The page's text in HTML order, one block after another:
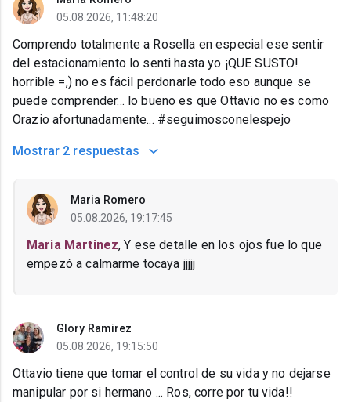
05.08.2026, 11:48:20
Comprendo totalmente a Rosella en especial ese sentir
del estacionamiento lo senti hasta yo ¡QUE SUSTO!
horrible =,) no es fácil perdonarle todo eso aunque se
puede comprender... lo bueno es que Ottavio no es como
Orazio afortunadamente... #seguimosconelespejo
Mostrar 2 respuestas
Maria Romero
05.08.2026, 19:17:45
Maria Martinez, Y ese detalle en los ojos fue lo que
empezó a calmarme tocaya jjjjj
Glory Ramirez
05.08.2026, 19:15:50
Ottavio tiene que tomar el control de su vida y no dejarse
manipular por si hermano ... Ros, corre por tu vida!!